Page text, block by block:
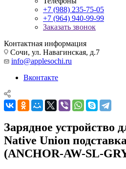
+7 (988) 235-75-05
+7 (964) 940-99-99
Заказать звонок
Контактная информация
Сочи, ул. Навагинская, д.7
info@applesochi.ru
Вконтакте
Зарядное устройство
Native Union
(ANCHOR-AW-SL-